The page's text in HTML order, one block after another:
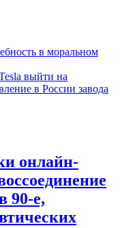
в моральном
выйти на
в России завода
онлайн-
90-е,